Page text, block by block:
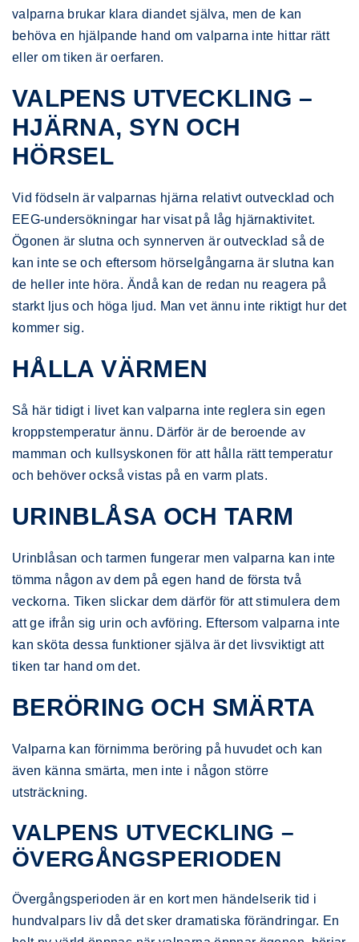
valparna brukar klara diandet själva, men de kan
behöva en hjälpande hand om valparna inte hittar rätt
eller om tiken är oerfaren.
VALPENS UTVECKLING –
HJÄRNA, SYN OCH
HÖRSEL
Vid födseln är valparnas hjärna relativt outvecklad och
EEG-undersökningar har visat på låg hjärnaktivitet.
Ögonen är slutna och synnerven är outvecklad så de
kan inte se och eftersom hörselgångarna är slutna kan
de heller inte höra. Ändå kan de redan nu reagera på
starkt ljus och höga ljud. Man vet ännu inte riktigt hur det
kommer sig.
HÅLLA VÄRMEN
Så här tidigt i livet kan valparna inte reglera sin egen
kroppstemperatur ännu. Därför är de beroende av
mamman och kullsyskonen för att hålla rätt temperatur
och behöver också vistas på en varm plats.
URINBLÅSA OCH TARM
Urinblåsan och tarmen fungerar men valparna kan inte
tömma någon av dem på egen hand de första två
veckorna. Tiken slickar dem därför för att stimulera dem
att ge ifrån sig urin och avföring. Eftersom valparna inte
kan sköta dessa funktioner själva är det livsviktigt att
tiken tar hand om det.
BERÖRING OCH SMÄRTA
Valparna kan förnimma beröring på huvudet och kan
även känna smärta, men inte i någon större
utsträckning.
VALPENS UTVECKLING –
ÖVERGÅNGSPERIODEN
Övergångsperioden är en kort men händelserik tid i
hundvalpars liv då det sker dramatiska förändringar. En